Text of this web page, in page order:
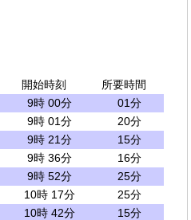
開始時刻
所要時間
9時 00分
01分
9時 01分
20分
9時 21分
15分
9時 36分
16分
9時 52分
25分
10時 17分
25分
10時 42分
15分